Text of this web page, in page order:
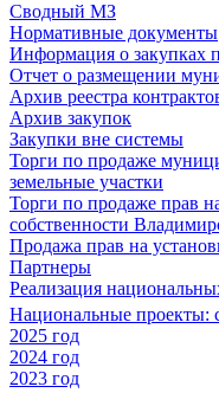
Сводный МЗ
Нормативные документы
Информация о закупках
Отчет о размещении
Архив реестра
Архив закупок
Закупки вне системы
Торги по продаже
земельные участки
Торги по продаже прав
собственности
Продажа прав на
Партнеры
Реализация
Национальные проекты:
2025 год
2024 год
2023 год